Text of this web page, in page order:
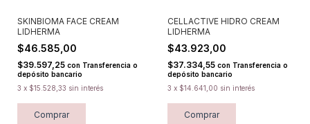
SKINBIOMA FACE CREAM
LIDHERMA
$46.585,00
$39.597,25 con Transferencia o
depósito bancario
3 x $15.528,33 sin interés
Comprar
CELLACTIVE HIDRO CREAM
LIDHERMA
$43.923,00
$37.334,55 con Transferencia o
depósito bancario
3 x $14.641,00 sin interés
Comprar